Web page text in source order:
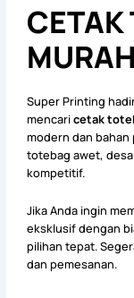
CETAK
Super Printing
mencaricetak
modern dan bahan
totebag awet,
kompetitif.
Jika Anda ingin
eksklusif dengan
pilihan tepat.
dan pemesanan.